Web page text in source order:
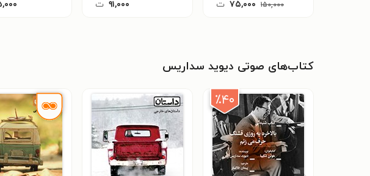
۱۵۰,۰۰۰ ۷۵,۰۰۰ ت ۹۱,۰۰۰ ت
کتاب‌های صوتی دیوید سداریس
٪۴۰